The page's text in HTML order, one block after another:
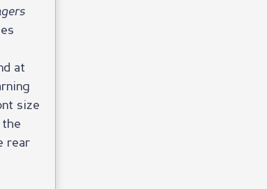
at
size
the
rear